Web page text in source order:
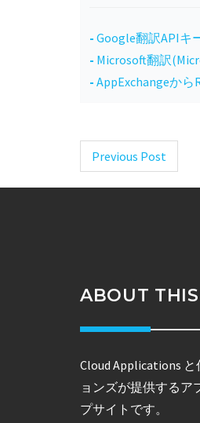
Google翻訳APIキ
Microsoft翻訳
AppExchangeか
Post
Previous Post
ABOUT
Cloud Applications
ョンズが提供するア
プサイトです。